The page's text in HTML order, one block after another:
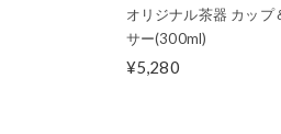
オリジナル茶器 カップ
サー(300ml)
¥5,280